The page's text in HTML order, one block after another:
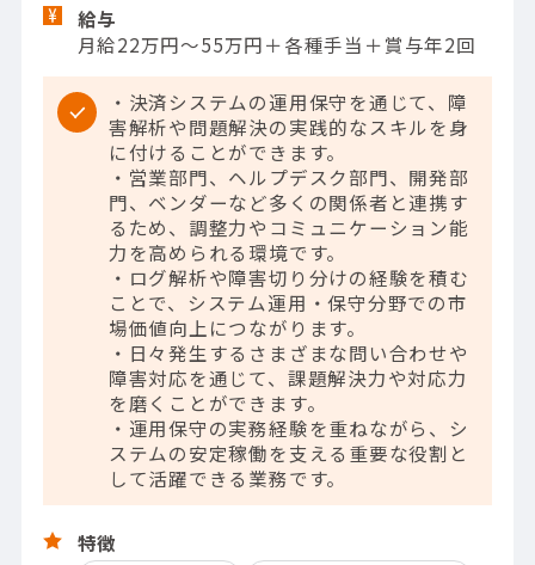
給与
月給22万円～55万円＋各種手当＋賞与年2回
・決済システムの運用保守を通じて、障
害解析や問題解決の実践的なスキルを身
に付けることができます。
・営業部門、ヘルプデスク部門、開発部
門、ベンダーなど多くの関係者と連携す
るため、調整力やコミュニケーション能
力を高められる環境です。
・ログ解析や障害切り分けの経験を積む
ことで、システム運用・保守分野での市
場価値向上につながります。
・日々発生するさまざまな問い合わせや
障害対応を通じて、課題解決力や対応力
を磨くことができます。
・運用保守の実務経験を重ねながら、シ
ステムの安定稼働を支える重要な役割と
して活躍できる業務です。
特徴